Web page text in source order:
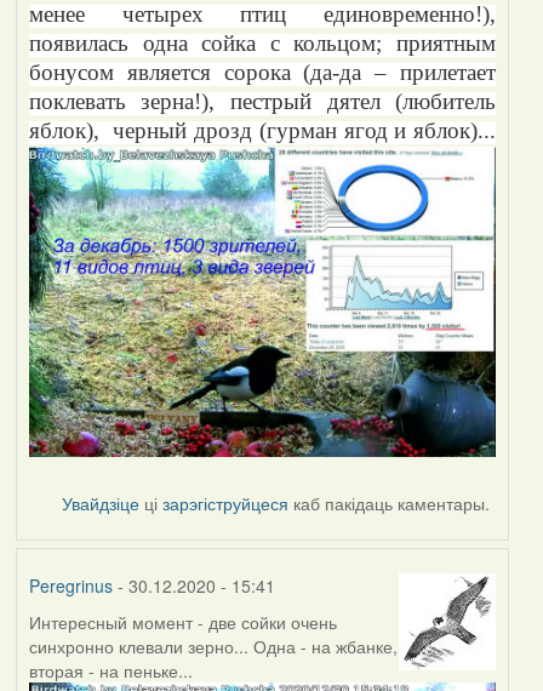
менее четырех птиц единовременно!),
появилась одна сойка с кольцом; приятным
бонусом является сорока (да-да – прилетает
поклевать зерна!), пестрый дятел (любитель
яблок), черный дрозд (гурман ягод и яблок)...
Увайдзіце цізарэгіструйцеся каб пакідаць каментары.
Peregrinus- 30.12.2020 - 15:41
Интересный момент - две сойки очень
синхронно клевали зерно... Одна - на жбанке,
вторая - на пеньке...